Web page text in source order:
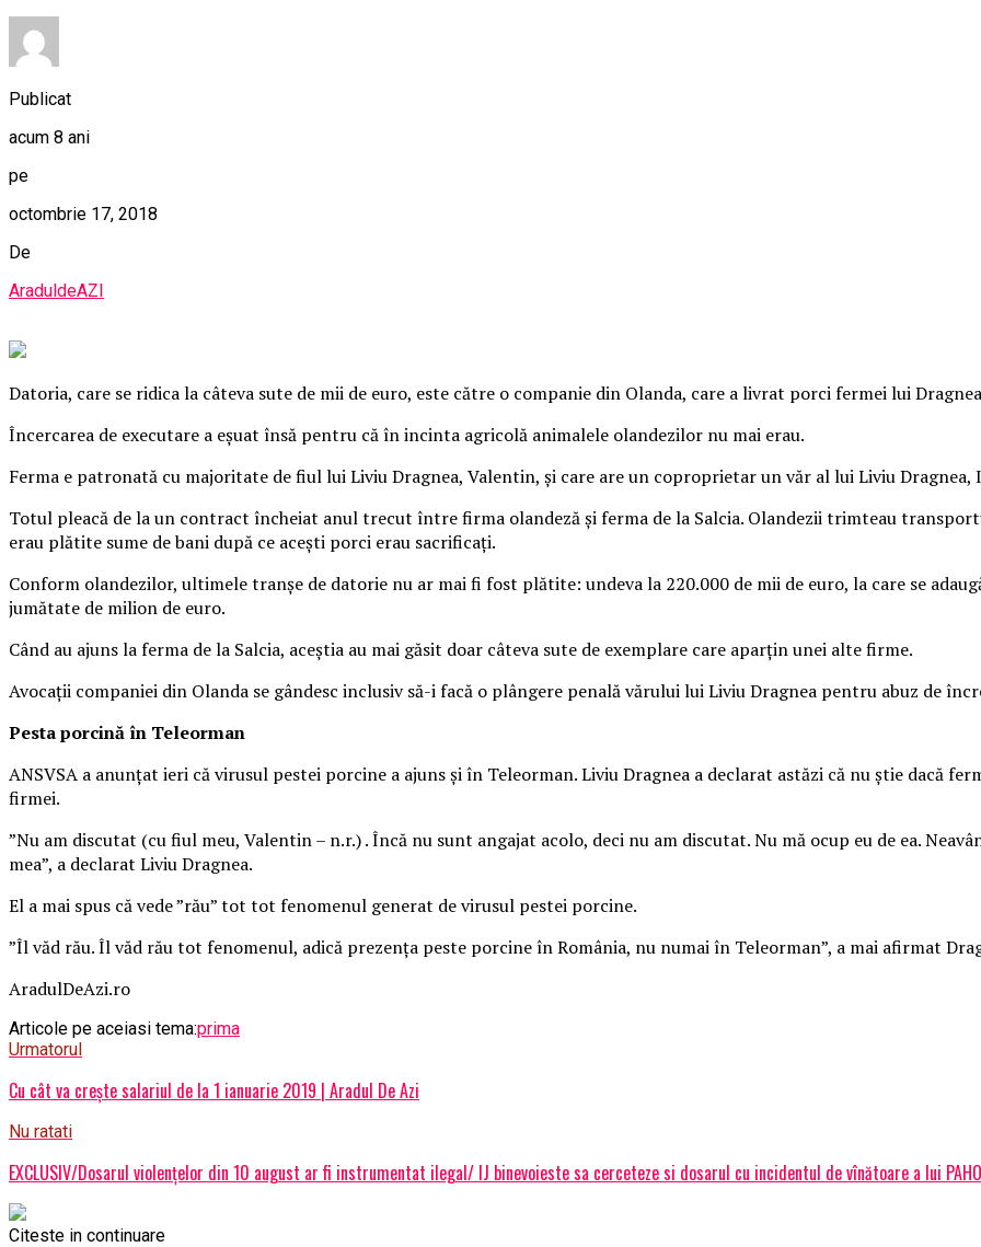
Publicat
acum 8 ani
pe
octombrie 17, 2018
De
AraduldeAZI
Datoria, care se ridica la câteva sute de mii de euro, este către o companie din Olanda, care a livrat porci fermei lui
Încercarea de executare a eşuat însă pentru că în incinta agricolă animalele olandezilor nu mai erau.
Ferma e patronată cu majoritate de fiul lui Liviu Dragnea, Valentin, şi care are un coproprietar un văr al lui Liviu Dragnea,
Totul pleacă de la un contract încheiat anul trecut între firma olandeză şi ferma de la Salcia. Olandezii trimteau
erau plătite sume de bani după ce aceşti porci erau sacrificaţi.
Conform olandezilor, ultimele tranşe de datorie nu ar mai fi fost plătite: undeva la 220.000 de mii de euro, la care se
jumătate de milion de euro.
Când au ajuns la ferma de la Salcia, aceştia au mai găsit doar câteva sute de exemplare care aparţin unei alte firme.
Avocaţii companiei din Olanda se gândesc inclusiv să-i facă o plângere penală vărului lui Liviu Dragnea pentru abuz de
Pesta porcină în Teleorman
ANSVSA a anunţat ieri că virusul pestei porcine a ajuns şi în Teleorman. Liviu Dragnea a declarat astăzi că nu ştie dacă
firmei.
”Nu am discutat (cu fiul meu, Valentin – n.r.) . Încă nu sunt angajat acolo, deci nu am discutat. Nu mă ocup eu de ea.
mea”, a declarat Liviu Dragnea.
El a mai spus că vede ”rău” tot tot fenomenul generat de virusul pestei porcine.
”Îl văd rău. Îl văd rău tot fenomenul, adică prezenţa peste porcine în România, nu numai în Teleorman”, a mai afirmat
AradulDeAzi.ro
Articole pe aceiasi tema:prima
Urmatorul
Cu cât va crește salariul de la 1 ianuarie 2019 | Aradul De Azi
Nu ratati
EXCLUSIV/Dosarul violenţelor din 10 august ar fi instrumentat ilegal/ IJ binevoieste sa cerceteze si dosarul cu incidentul de vînătoare a lui
Citeste in continuare